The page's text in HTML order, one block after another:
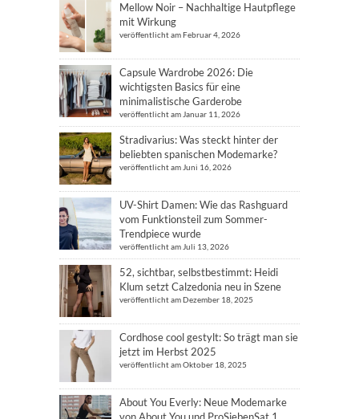
Mellow Noir – Nachhaltige Hautpflege
mit Wirkung
veröffentlicht am Februar 4, 2026
Capsule Wardrobe 2026: Die
wichtigsten Basics für eine
minimalistische Garderobe
veröffentlicht am Januar 11, 2026
Stradivarius: Was steckt hinter der
beliebten spanischen Modemarke?
veröffentlicht am Juni 16, 2026
UV-Shirt Damen: Wie das Rashguard
vom Funktionsteil zum Sommer-
Trendpiece wurde
veröffentlicht am Juli 13, 2026
52, sichtbar, selbstbestimmt: Heidi
Klum setzt Calzedonia neu in Szene
veröffentlicht am Dezember 18, 2025
Cordhose cool gestylt: So trägt man sie
jetzt im Herbst 2025
veröffentlicht am Oktober 18, 2025
About You Everly: Neue Modemarke